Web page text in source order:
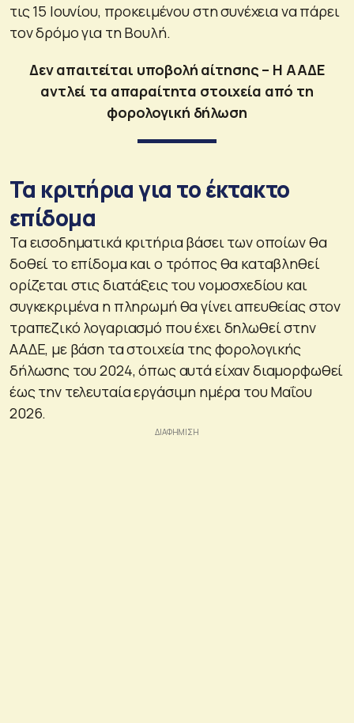
τις 15 Ιουνίου, προκειμένου στη συνέχεια να πάρει
τον δρόμο για τη Βουλή.
Δεν απαιτείται υποβολή αίτησης – Η ΑΑΔΕ
αντλεί τα απαραίτητα στοιχεία από τη
φορολογική δήλωση
Τα κριτήρια για το έκτακτο
επίδομα
Τα εισοδηματικά κριτήρια βάσει των οποίων θα
δοθεί το επίδομα και ο τρόπος θα καταβληθεί
ορίζεται στις διατάξεις του νομοσχεδίου και
συγκεκριμένα η πληρωμή θα γίνει απευθείας στον
τραπεζικό λογαριασμό που έχει δηλωθεί στην
ΑΑΔΕ, με βάση τα στοιχεία της φορολογικής
δήλωσης του 2024, όπως αυτά είχαν διαμορφωθεί
έως την τελευταία εργάσιμη ημέρα του Μαΐου
2026.